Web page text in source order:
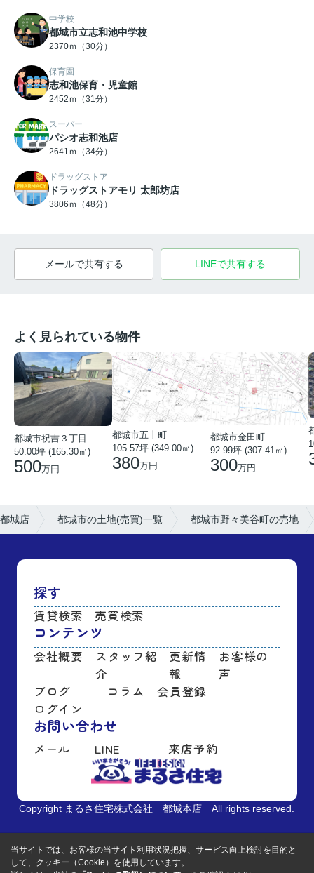
中学校
都城市立志和池中学校
2370ｍ（30分）
保育園
志和池保育・児童館
2452ｍ（31分）
スーパー
パシオ志和池店
2641ｍ（34分）
ドラッグストア
ドラッグストアモリ 太郎坊店
3806ｍ（48分）
メールで共有する LINEで共有する
よく見られている物件
都城市祝吉３丁目
50.00坪 (165.30㎡)
500万円
都城市五十町
105.57坪 (349.00㎡)
380万円
都城市金田町
92.99坪 (307.41㎡)
300万円
城店 都城市の土地(売買)一覧 都城市野々美谷町の売地
探す
賃貸検索 売買検索
コンテンツ
会社概要
スタッフ紹
介
更新情
報
お客様の
声
ブログ
コラム
会員登録
ログイン
お問い合わせ
メール LINE 来店予約
Copyright まるさ住宅株式会社 都城本店 All rights reserved.
当サイトでは、お客様の当サイト利用状況把握、サービス向上検討を目的と
して、クッキー（Cookie）を使用しています。